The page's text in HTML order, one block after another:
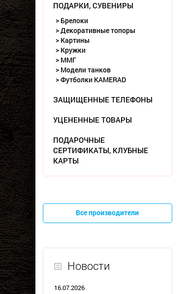
ПОДАРКИ, СУВЕНИРЫ
> Брелоки
> Декоративные топоры
> Картины
> Кружки
> ММГ
> Модели танков
> Футболки KAMERAD
ЗАЩИЩЕННЫЕ ТЕЛЕФОНЫ
УЦЕНЕННЫЕ ТОВАРЫ
ПОДАРОЧНЫЕ
СЕРТИФИКАТЫ, КЛУБНЫЕ
КАРТЫ
Все производители
Новости
16.07.2026